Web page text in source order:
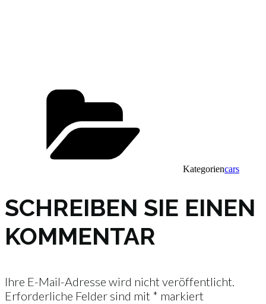
Kategoriencars
SCHREIBEN SIE EINEN
KOMMENTAR
Ihre E-Mail-Adresse wird nicht veröffentlicht.
Erforderliche Felder sind mit * markiert